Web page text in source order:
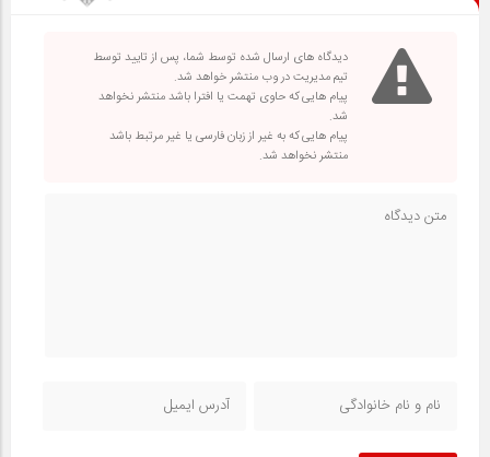
دیدگاه های ارسال شده توسط شما، پس از تایید توسط
تیم مدیریت در وب منتشر خواهد شد.
پیام هایی که حاوی تهمت یا افترا باشد منتشر نخواهد
شد.
پیام هایی که به غیر از زبان فارسی یا غیر مرتبط باشد
منتشر نخواهد شد.